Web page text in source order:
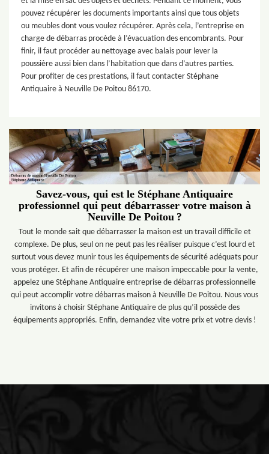
pouvez récupérer les documents importants ainsi que tous objets
ou meubles dont vous voulez récupérer. Après cela, l’entreprise en
charge de débarras procède à l’évacuation des encombrants. Pour
finir, il faut procéder au nettoyage avec balais pour lever la
poussière aussi bien dans l’habitation que dans d’autres parties.
Pour profiter de ces prestations, il faut contacter Stéphane
Antiquaire à Neuville De Poitou 86170.
Savez-vous, qui est le Stéphane Antiquaire
professionnel qui peut débarrasser votre maison à
Neuville De Poitou ?
Tout le monde sait que débarrasser la maison est un travail difficile et
complexe. De plus, seul on ne peut pas les réaliser puisque c’est lourd et
surtout vous devez munir tous les équipements de sécurité adéquats pour
vous protéger. Et afin de récupérer une maison impeccable pour la vente,
appelez une Stéphane Antiquaire entreprise de débarras professionnelle
qui peut accomplir votre débarras maison à Neuville De Poitou. Nous vous
invitons à choisir Stéphane Antiquaire de plus qu’il possède des
équipements appropriés. Enfin, demandez vite votre prix et votre devis !